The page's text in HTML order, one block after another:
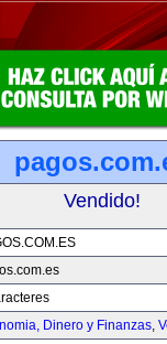
Vendido!
Dinero y Finanzas,